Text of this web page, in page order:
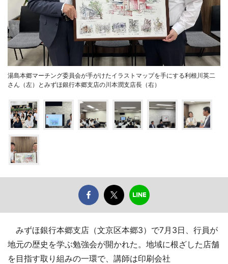
湯島本郷マーチング委員会が手がけたイラストマップを手にする利根川英二
さん（左）とみずほ銀行本郷支店の川本潤支店長（右）
みずほ銀行本郷支店（文京区本郷3）で7月3日、行員が
地元の歴史を学ぶ勉強会が開かれた。地域に根ざした店舗
を目指す取り組みの一環で、講師は印刷会社